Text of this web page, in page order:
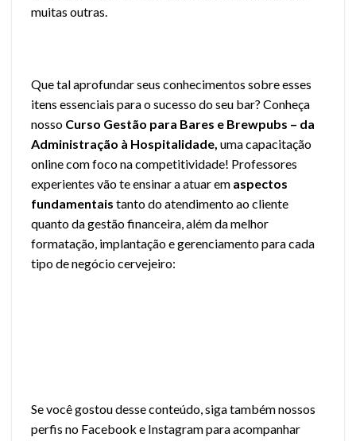
muitas outras.
Que tal aprofundar seus conhecimentos sobre esses
itens essenciais para o sucesso do seu bar? Conheça
nosso Curso Gestão para Bares e Brewpubs – da
Administração à Hospitalidade, uma capacitação
online com foco na competitividade! Professores
experientes vão te ensinar a atuar em aspectos
fundamentais tanto do atendimento ao cliente
quanto da gestão financeira, além da melhor
formatação, implantação e gerenciamento para cada
tipo de negócio cervejeiro:
Se você gostou desse conteúdo, siga também nossos
perfis no Facebook e Instagrampara acompanhar